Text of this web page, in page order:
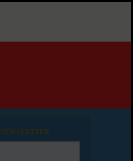
NEWSLETTER